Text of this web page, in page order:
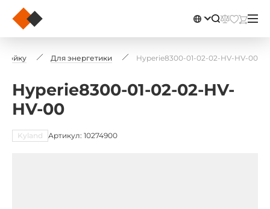
Для энергетики Hyperie8300-01-02-02-HV-HV-00
Hyperie8300-01-02-02-HV-
HV-00
Kyland Артикул: 10274900